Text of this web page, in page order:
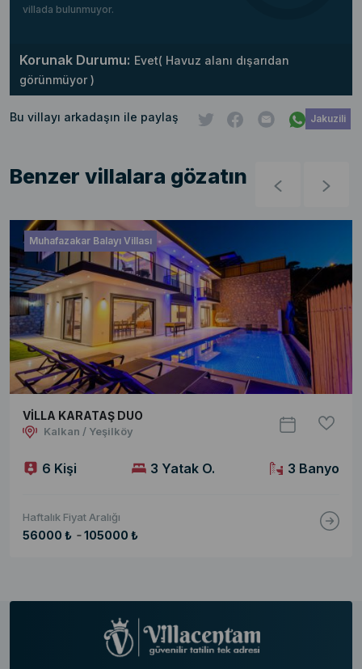
villada bulunmuyor.
Korunak Durumu: Evet( Havuz alanı dışarıdan
görünmüyor )
Bu villayı arkadaşın ile paylaş Jakuzili
Benzer villalara gözatın
Muhafazakar Balayı Villası
VİLLA KARATAŞ DUO
Kalkan / Yeşilköy
6 Kişi 3 Yatak O. 3 Banyo
Haftalık Fiyat Aralığı
56000 ₺ - 105000 ₺